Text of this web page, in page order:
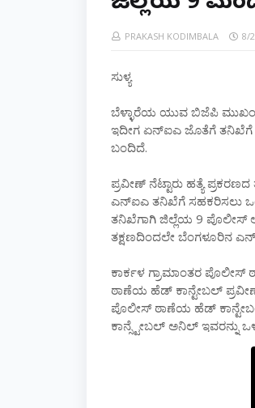
PRAKASH KODIMBALA 8/
ಸುಳ್ಯ
ಬೆಳ್ಳಾರೆಯ ಯುವ ಬಿಜೆಪಿ ಮುಖಂಡ
ಇದೀಗ ಏನ್ಐಎ ಜೊತೆಗೆ ತನಿಖೆಗೆ
ಬಂದಿದೆ.
ಪ್ರವೀಣ್ ನೆಟ್ಟಾರು ಹತ್ಯೆ
ಎನ್ಐಎ ತನಿಖೆಗೆ ಸಹಕರಿಸಲು
ತನಿಖೆಗಾಗಿ ಜಿಲ್ಲೆಯ 9 ಪೊಲೀಸ್
ತಕ್ಷಣದಿಂದಲೇ ಬೆಂಗಳೂರಿನ
ಕಾರ್ಕಳ ಗ್ರಾಮಾಂತರ
ಠಾಣೆಯ ಹೆಡ್ ಕಾನ್ಟೇಬಲ್
ಪೊಲೀಸ್ ಠಾಣೆಯ ಹೆಡ್
ಕಾನ್ಸ್ಟೇಬಲ್ ಅನಿಲ್